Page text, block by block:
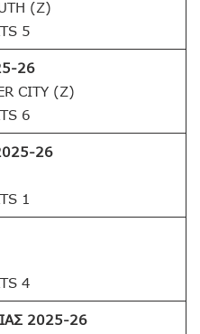
(Z)
5
26
CITY (Z)
6
26
1
4
2025-26